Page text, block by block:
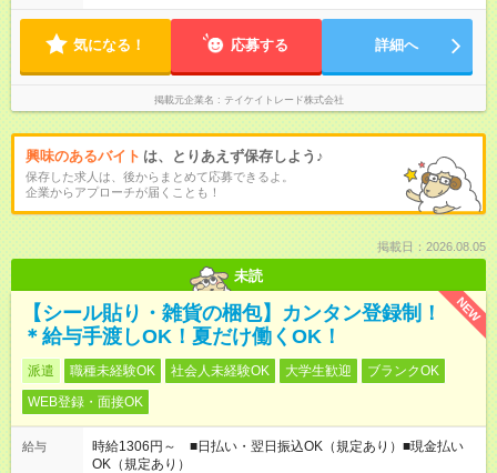
気になる！ 応募する 詳細へ
掲載元企業名 テイケイトレード株式会社
興味のあるバイト は、とりあえず保存しよう♪
保存した求人は、後からまとめて応募できるよ。
企業からアプローチが届くことも！
掲載日：2026.08.05
未読
NEW
【シール貼り・雑貨の梱包】カンタン登録制！
＊給与手渡しOK！夏だけ働くOK！
派遣 職種未経験OK 社会人未経験OK 大学生歓迎
ブランクOK
WEB登録・面接OK
給与
時給1306円～ ■日払い・翌日振込OK（規定あり）■現金払い
OK（規定あり）